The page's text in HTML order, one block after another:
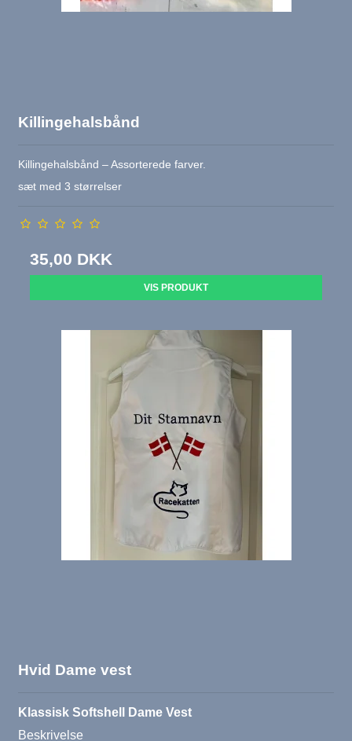
Killingehalsbånd
Killingehalsbånd – Assorterede farver.
sæt med 3 størrelser
35,00 DKK
VIS PRODUKT
Hvid Dame vest
Klassisk Softshell Dame Vest
Beskrivelse